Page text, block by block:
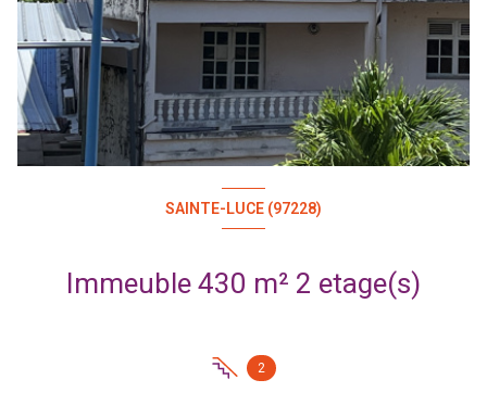
SAINTE-LUCE (97228)
Immeuble 430 m² 2 etage(s)
2